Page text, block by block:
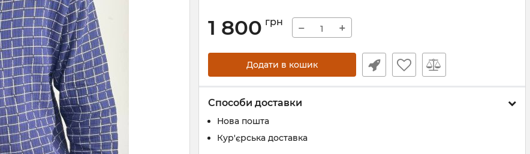
1 800 грн − +
Додати в кошик
Способи доставки
Нова пошта
Кур'єрська доставка